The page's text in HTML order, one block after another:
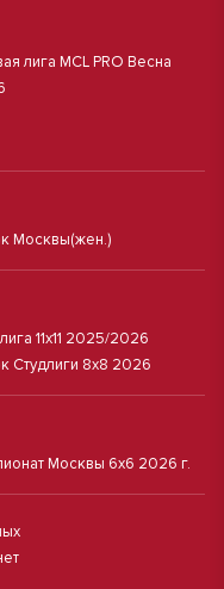
лига MCL PRO Весна
Москвы(жен.)
11х11 2025/2026
Студлиги 8х8 2026
Москвы 6х6 2026 г.